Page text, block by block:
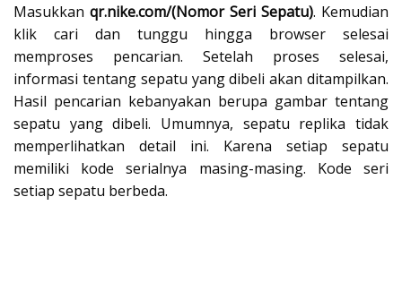
Masukkan qr.nike.com/(Nomor Seri Sepatu). Kemudian
klik cari dan tunggu hingga browser selesai
memproses pencarian. Setelah proses selesai,
informasi tentang sepatu yang dibeli akan ditampilkan.
Hasil pencarian kebanyakan berupa gambar tentang
sepatu yang dibeli. Umumnya, sepatu replika tidak
memperlihatkan detail ini. Karena setiap sepatu
memiliki kode serialnya masing-masing. Kode seri
setiap sepatu berbeda.